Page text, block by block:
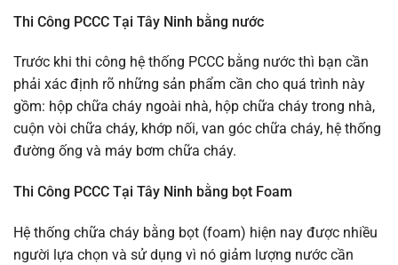
Thi Công PCCC Tại Tây Ninh bằng nước
Trước khi thi công hệ thống PCCC bằng nước thì bạn cần
phải xác định rõ những sản phẩm cần cho quá trình này
gồm: hộp chữa cháy ngoài nhà, hộp chữa cháy trong nhà,
cuộn vòi chữa cháy, khớp nối, van góc chữa cháy, hệ thống
đường ống và máy bơm chữa cháy.
Thi Công PCCC Tại Tây Ninh bằng bọt Foam
Hệ thống chữa cháy bằng bọt (foam) hiện nay được nhiều
người lựa chọn và sử dụng vì nó giảm lượng nước cần